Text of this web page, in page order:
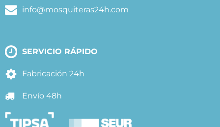
info@mosquiteras24h.com
SERVICIO RÁPIDO
Fabricación 24h
Envío 48h